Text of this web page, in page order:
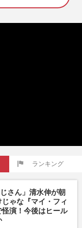
ランキング
さん」清水伸が朝
ゃな『マイ・フィ
演！今後はヒール